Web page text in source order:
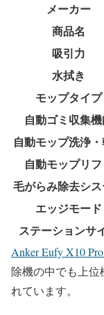
メーカー
商品名
吸引力
水拭き
モップタイプ
自動ゴミ収集
自動モップ洗浄
自動モップリフ
毛がらみ除去シ
エッジモード
ステーションサ
Anker Eufy X10
除機の中でも上位
れています。